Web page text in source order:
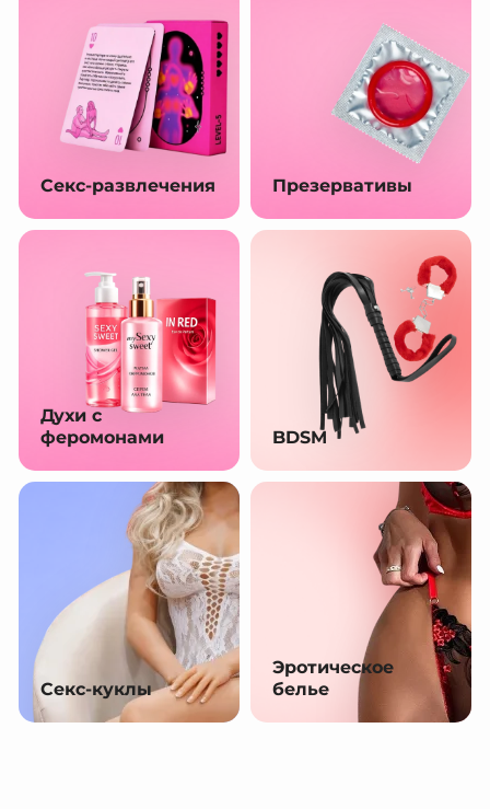
Секс-развлечения Презервативы
Духи с
феромонами
BDSM
Секс-куклы
Эротическое
белье